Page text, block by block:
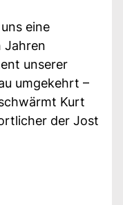
eine
Jahren
unserer
umgekehrt –
Kurt
der Jost